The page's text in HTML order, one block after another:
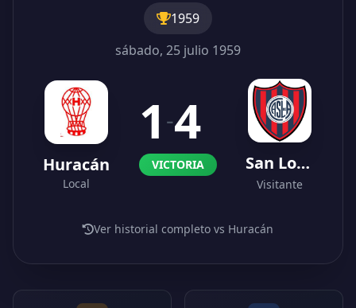
1959
sábado, 25 julio 1959
Huracán
Local
1 -4
VICTORIA San Lorenzo
Visitante
Ver historial completo vs Huracán